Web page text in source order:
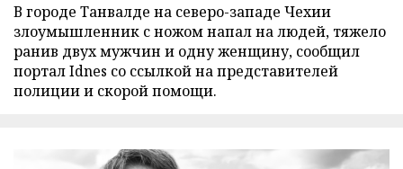
В городе Танвалде на северо-западе Чехии
злоумышленник с ножом напал на людей, тяжело
ранив двух мужчин и одну женщину, сообщил
портал Idnes со ссылкой на представителей
полиции и скорой помощи.